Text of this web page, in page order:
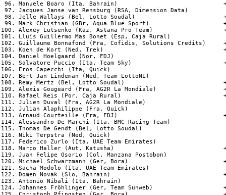
96. Manuele Boaro (Ita, Bahrain)
97. Jacques Janse van Rensburg (RSA, Dimension Data)
98. Jelle Wallays (Bel, Lotto Soudal)
99. Mark Christian (GBr, Aqua Blue Sport)
100. Alexey Lutsenko (Kaz, Astana Pro Team)
101. Lluís Guillermo Mas Bonet (Esp, Caja Rural)
102. Guillaume Bonnafond (Fra, Cofidis, Solutions Credits)
103. Koen de Kort (Ned, Trek)
104. Daniel Hoelgaard (Nor, FDJ)
105. Salvatore Puccio (Ita, Team Sky)
106. Eros Capecchi (Ita, Quick)
107. Bert-Jan Lindeman (Ned, Team LottoNL)
108. Remy Mertz (Bel, Lotto Soudal)
109. Alexis Gougeard (Fra, AG2R La Mondiale)
110. Rafael Reis (Por, Caja Rural)
111. Julien Duval (Fra, AG2R La Mondiale)
112. Julian Alaphilippe (Fra, Quick)
113. Arnaud Courteille (Fra, FDJ)
114. Alessandro De Marchi (Ita, BMC Racing Team)
115. Thomas De Gendt (Bel, Lotto Soudal)
116. Niki Terpstra (Ned, Quick)
117. Federico Zurlo (Ita, UAE Team Emirates)
118. Marco Haller (Aut, Katusha)
119. Juan Felipe Osorio (Col, Manzana Postobon)
120. Michael Schwarzmann (Ger, Bora)
121. Sacha Modolo (Ita, UAE Team Emirates)
122. Domen Novak (Slo, Bahrain)
123. Antonio Nibali (Ita, Bahrain)
124. Johannes Fröhlinger (Ger, Team Sunweb)